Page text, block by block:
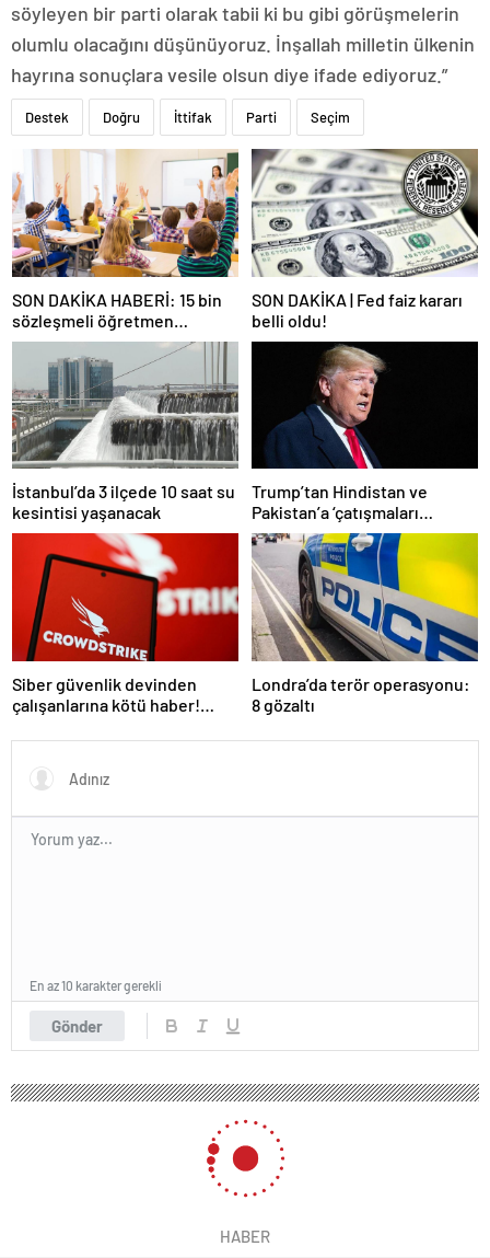
söyleyen bir parti olarak tabii ki bu gibi görüşmelerin
olumlu olacağını düşünüyoruz. İnşallah milletin ülkenin
hayrına sonuçlara vesile olsun diye ifade ediyoruz.”
Destek Doğru İttifak Parti Seçim
SON DAKİKA HABERİ: 15 bin
sözleşmeli öğretmen
atamasında sözlü sınava hak
kazanan adaylar açıklandı
SON DAKİKA | Fed faiz kararı
belli oldu!
İstanbul’da 3 ilçede 10 saat su
kesintisi yaşanacak
Trump’tan Hindistan ve
Pakistan’a ‘çatışmaları
durdurun’ çağrısı
Siber güvenlik devinden
çalışanlarına kötü haber!
Londra’da terör operasyonu:
8 gözaltı
Gönder
En az 10 karakter gerekli
HABER